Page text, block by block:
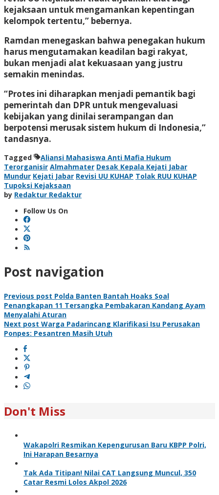
kejaksaan untuk mengamankan kepentingan
kelompok tertentu,” bebernya.
Ramdan menegaskan bahwa penegakan hukum
harus mengutamakan keadilan bagi rakyat,
bukan menjadi alat kekuasaan yang justru
semakin menindas.
“Protes ini diharapkan menjadi pemantik bagi
pemerintah dan DPR untuk mengevaluasi
kebijakan yang dinilai serampangan dan
berpotensi merusak sistem hukum di Indonesia,”
tandasnya.
Tagged
Aliansi Mahasiswa Anti Mafia Hukum
Terorganisir Almahmater Desak Kepala Kejati Jabar
Mundur Kejati Jabar Revisi UU KUHAP Tolak RUU KUHAP
Tupoksi Kejaksaan
by Redaktur Redaktur
Follow Us On
Post navigation
Previous post Polda Banten Bantah Hoaks Soal
Penangkapan 11 Tersangka Pembakaran Kandang Ayam
Menyalahi Aturan
Next post Warga Padarincang Klarifikasi Isu Perusakan
Ponpes: Pesantren Masih Utuh
Don't Miss
Wakapolri Resmikan Kepengurusan Baru KBPP Polri,
Ini Harapan Besarnya
Tak Ada Titipan! Nilai CAT Langsung Muncul, 350
Catar Resmi Lolos Akpol 2026